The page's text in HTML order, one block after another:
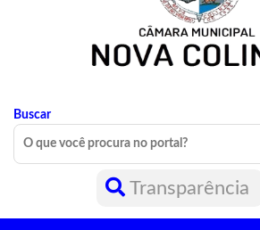
Buscar
Transparência